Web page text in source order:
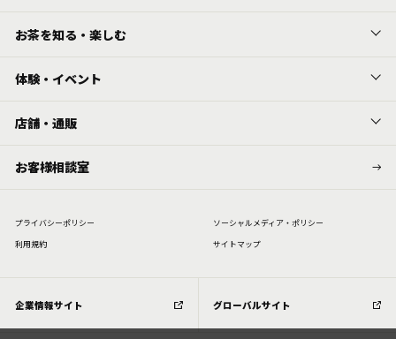
お茶を知る・楽しむ
体験・イベント
店舗・通販
お客様相談室
プライバシーポリシー
ソーシャルメディア・ポリシー
利⽤規約
サイトマップ
企業情報サイト グローバルサイト